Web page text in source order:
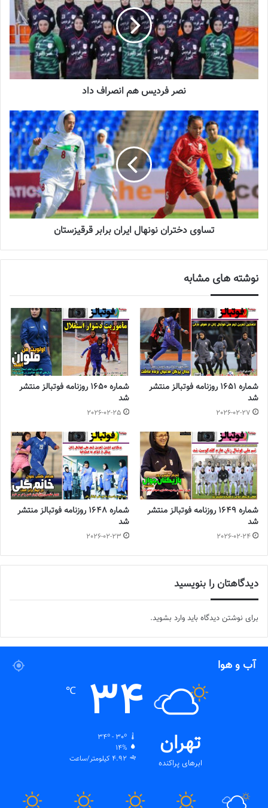
2023-12-25
شماره 900 روزنامه فوتبالز منتشر شد
2023-06-14
شماره 918 روزنامه فوتبالز منتشر شد
2023-07-07
جلسه هماهنگی و کنفرانس خبری سرمربیان تیم های شرکت کننده در
تورنمنت زیر 14 سال دختران فوتبال به میزبانی تاجیکستان برگزار شد.
نصر فردیس هم انصراف داد
اعلام سازمان لیگ از مجموع ۱۰ تیم حاضر در سوپرلیگ فوتسال زنان، به
جز پیکان و نصر فردیس هشت تیم دیگر مدارک خود را جهت حضور در
دومین دوره سوپرلیگ فوتسال زنان به سازمان لیگ تحویل دادند و با این
اوصاف قرعه‌کشی مجدد این رقابت‌ها بدون حضور نصر و پیکان انجام
خواهد شد. بدین ترتیب بعد از انحلالپیکان(قهرمان دو دوره گذشته
فوتسال زنان)، نصر فردیس (نایب قهرمان دو دوره اخیر فوتسال زنان) نیز
از تیم‌داری در فوتسال زنان انصراف دادند!
◾️با فوتبالز همراه شوید◾️فوتبالز را در اینستاگرام دنبال کنید
◾️
footballs.women@
نصر فردیس هم انصراف داد
تساوی دختران نونهال ایران برابر قرقیزستان
نوشته های مشابه
شماره 1651 روزنامه فوتبالز منتشر
شد
2026-02-27
شماره 1650 روزنامه فوتبالز منتشر
شد
2026-02-25
شماره 1649 روزنامه فوتبالز منتشر
شد
2026-02-24
شماره 1648 روزنامه فوتبالز منتشر
شد
2026-02-23
دیدگاهتان را بنویسید
برای نوشتن دیدگاه باید وارد بشوید.
آب و هوا
تهران
ابرهای پراکنده
34
℃
34º - 30º
14%
4.92 کیلومتر/ساعت